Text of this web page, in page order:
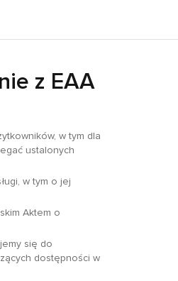
z EAA
w tym dla
ustalonych
w tym o jej
Aktem o
się do
dostępności w